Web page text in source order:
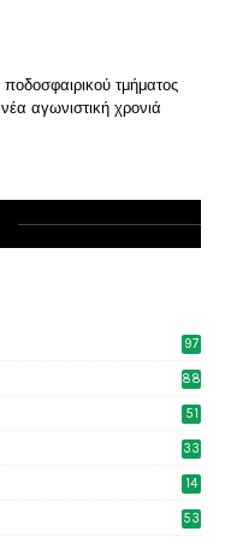
τμήματος
αγωνιστική χρονιά
97
88
51
33
14
53